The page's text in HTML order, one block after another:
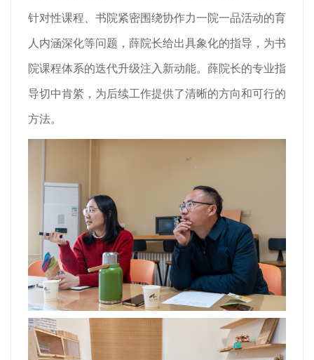
针对性课程、书院紧密围绕协作力一院一品活动的育
人内涵深化等问题，薛院长给出具象化的指导，为书
院课程体系的迭代升级注入新动能。薛院长的专业指
导切中肯綮，为后续工作提供了清晰的方向和可行的
方法。